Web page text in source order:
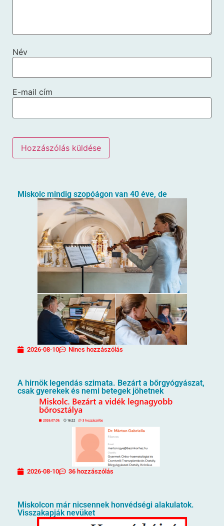
Név
E-mail cím
Miskolc mindig szopóágon van 40 éve, de
2026-08-10 Nincs hozzászólás
A hirnök legendás szimata. Bezárt a bőrgyógyászat,
csak gyerekek és nemi betegek jöhetnek
2026-08-10 36 hozzászólás
Miskolcon már nicsennek honvédségi alakulatok.
Visszakapják nevüket